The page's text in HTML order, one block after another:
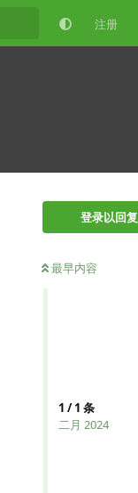
注册
登录以回复
最早内容
1 /1 条
二月 2024